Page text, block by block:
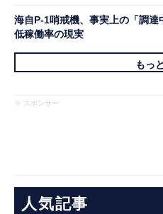
海自P-1哨戒機、事実上の「調達
低稼働率の現実
もっ
※ スポンサー
人気記事